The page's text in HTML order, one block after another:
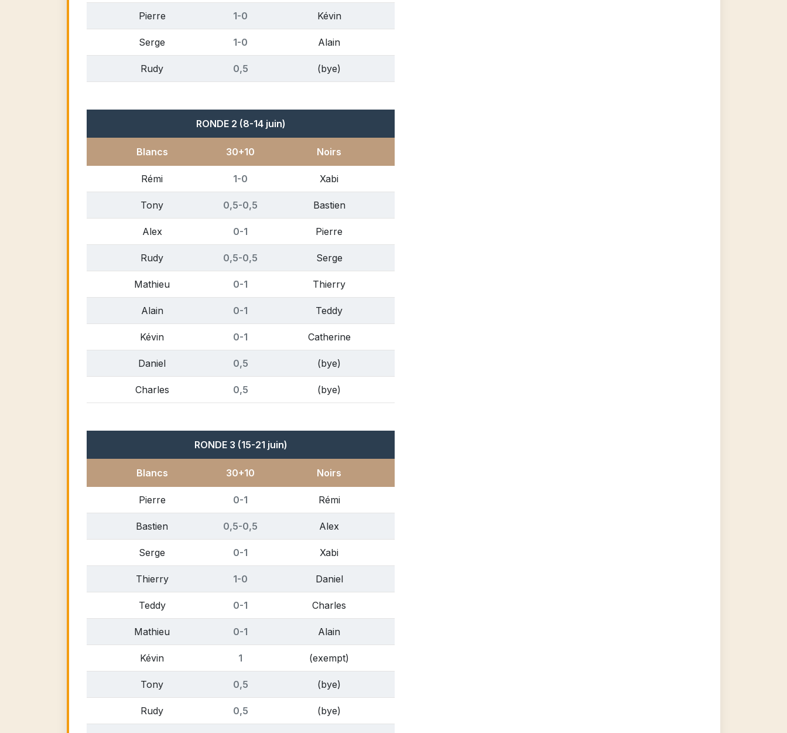
Pierre 1-0 Kévin
Serge 1-0 Alain
Rudy 0,5 (bye)
RONDE 2 (8-14 juin)
Blancs 30+10 Noirs
Rémi 1-0 Xabi
Tony 0,5-0,5 Bastien
Alex 0-1 Pierre
Rudy 0,5-0,5 Serge
Mathieu 0-1 Thierry
Alain 0-1 Teddy
Kévin 0-1 Catherine
Daniel 0,5 (bye)
Charles 0,5 (bye)
RONDE 3 (15-21 juin)
Blancs 30+10 Noirs
Pierre 0-1 Rémi
Bastien 0,5-0,5 Alex
Serge 0-1 Xabi
Thierry 1-0 Daniel
Teddy 0-1 Charles
Mathieu 0-1 Alain
Kévin 1 (exempt)
Tony 0,5 (bye)
Rudy 0,5 (bye)